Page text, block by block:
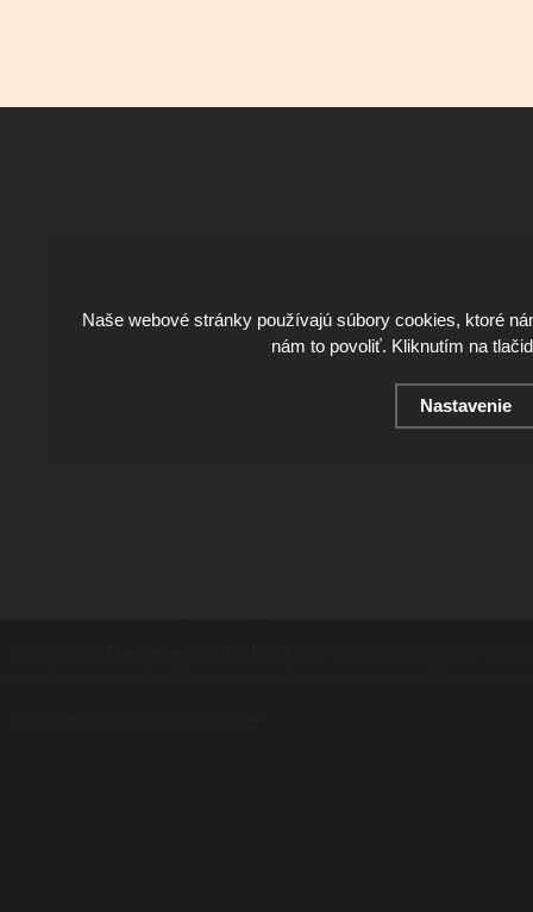
Naše webové stránky používajú súbory cookies, ktoré
nám to povoliť. Kliknutím na
Nastavenie